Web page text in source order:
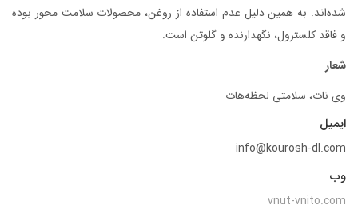
شده‌اند. به همین دلیل عدم استفاده از روغن، محصولات سلامت محور بوده
و فاقد کلسترول، نگهدارنده و گلوتن است.
شعار
وی نات، سلامتی لحظه‌هات
ایمیل
info@kourosh-dl.com
وب
vnut-vnito.com